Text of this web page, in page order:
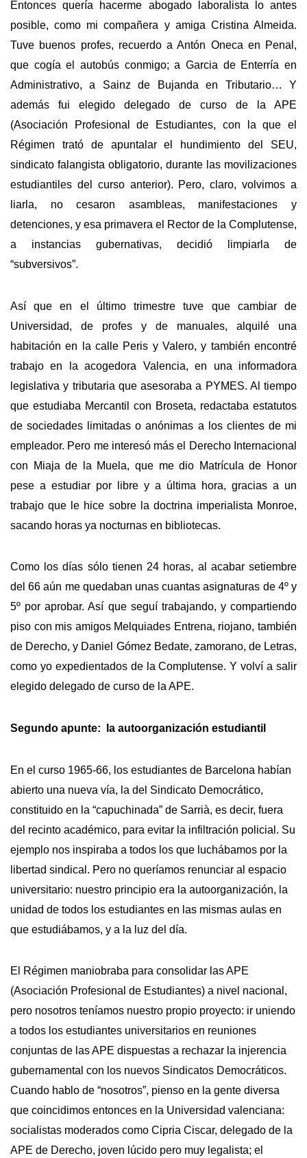
Entonces quería hacerme abogado laboralista lo antes
posible, como mi compañera y amiga Cristina Almeida.
Tuve buenos profes, recuerdo a Antón Oneca en Penal,
que cogía el autobús conmigo; a Garcia de Enterría en
Administrativo, a Sainz de Bujanda en Tributario… Y
además fui elegido delegado de curso de la APE
(Asociación Profesional de Estudiantes, con la que el
Régimen trató de apuntalar el hundimiento del SEU,
sindicato falangista obligatorio, durante las movilizaciones
estudiantiles del curso anterior). Pero, claro, volvimos a
liarla, no cesaron asambleas, manifestaciones y
detenciones, y esa primavera el Rector de la Complutense,
a instancias gubernativas, decidió limpiarla de
“subversivos”.
Así que en el último trimestre tuve que cambiar de
Universidad, de profes y de manuales, alquilé una
habitación en la calle Peris y Valero, y también encontré
trabajo en la acogedora Valencia, en una informadora
legislativa y tributaria que asesoraba a PYMES. Al tiempo
que estudiaba Mercantil con Broseta, redactaba estatutos
de sociedades limitadas o anónimas a los clientes de mi
empleador. Pero me interesó más el Derecho Internacional
con Miaja de la Muela, que me dio Matrícula de Honor
pese a estudiar por libre y a última hora, gracias a un
trabajo que le hice sobre la doctrina imperialista Monroe,
sacando horas ya nocturnas en bibliotecas.
Como los días sólo tienen 24 horas, al acabar setiembre
del 66 aún me quedaban unas cuantas asignaturas de 4º y
5º por aprobar. Así que seguí trabajando, y compartiendo
piso con mis amigos Melquiades Entrena, riojano, también
de Derecho, y Daniel Gómez Bedate, zamorano, de Letras,
como yo expedientados de la Complutense. Y volví a salir
elegido delegado de curso de la APE.
Segundo apunte: la autoorganización estudiantil
En el curso 1965-66, los estudiantes de Barcelona habían
abierto una nueva vía, la del Sindicato Democrático,
constituido en la “capuchinada” de Sarrià, es decir, fuera
del recinto académico, para evitar la infiltración policial. Su
ejemplo nos inspiraba a todos los que luchábamos por la
libertad sindical. Pero no queríamos renunciar al espacio
universitario: nuestro principio era la autoorganización, la
unidad de todos los estudiantes en las mismas aulas en
que estudiábamos, y a la luz del día.
El Régimen maniobraba para consolidar las APE
(Asociación Profesional de Estudiantes) a nivel nacional,
pero nosotros teníamos nuestro propio proyecto: ir uniendo
a todos los estudiantes universitarios en reuniones
conjuntas de las APE dispuestas a rechazar la injerencia
gubernamental con los nuevos Sindicatos Democráticos.
Cuando hablo de “nosotros”, pienso en la gente diversa
que coincidimos entonces en la Universidad valenciana:
socialistas moderados como Cipria Ciscar, delegado de la
APE de Derecho, joven lúcido pero muy legalista; el